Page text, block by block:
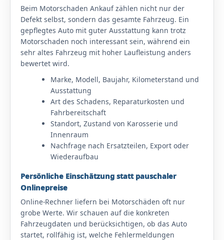
Beim Motorschaden Ankauf zählen nicht nur der
Defekt selbst, sondern das gesamte Fahrzeug. Ein
gepflegtes Auto mit guter Ausstattung kann trotz
Motorschaden noch interessant sein, während ein
sehr altes Fahrzeug mit hoher Laufleistung anders
bewertet wird.
Marke, Modell, Baujahr, Kilometerstand und
Ausstattung
Art des Schadens, Reparaturkosten und
Fahrbereitschaft
Standort, Zustand von Karosserie und
Innenraum
Nachfrage nach Ersatzteilen, Export oder
Wiederaufbau
Persönliche Einschätzung statt pauschaler
Onlinepreise
Online-Rechner liefern bei Motorschäden oft nur
grobe Werte. Wir schauen auf die konkreten
Fahrzeugdaten und berücksichtigen, ob das Auto
startet, rollfähig ist, welche Fehlermeldungen